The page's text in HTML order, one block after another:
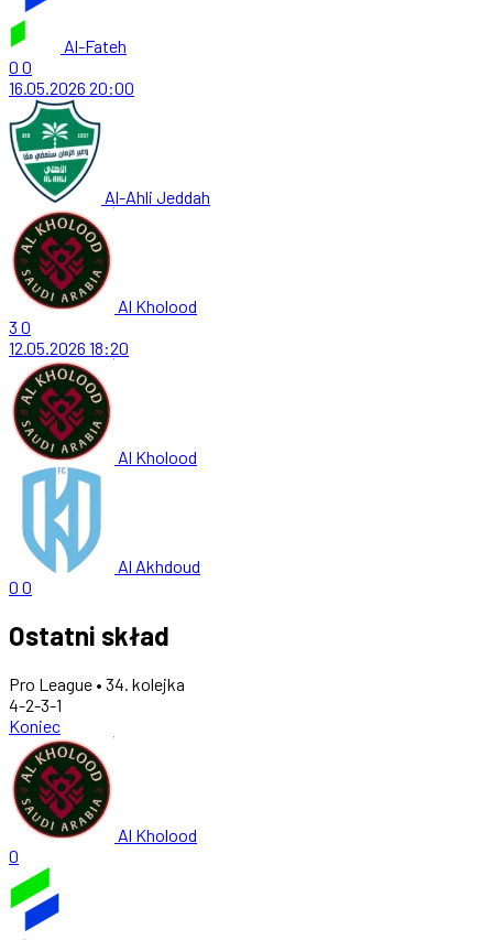
Al-Fateh
0 0
16.05.2026 20:00
Al-Ahli Jeddah
Al Kholood
3 0
12.05.2026 18:20
Al Kholood
Al Akhdoud
0 0
Ostatni skład
Pro League • 34. kolejka
4-2-3-1
Koniec
Al Kholood
0